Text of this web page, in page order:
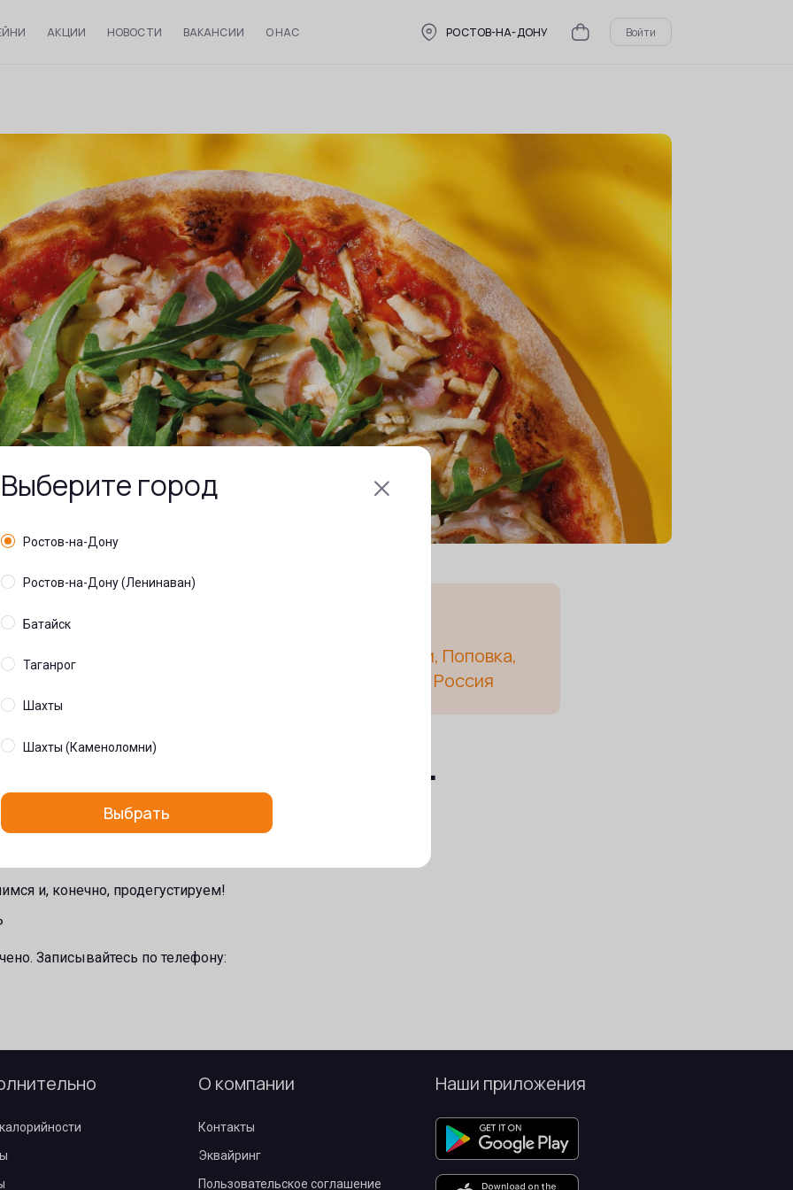
АКЦИИ НОВОСТИ ВАКАНСИИ О НАС РОСТОВ-НА-ДОНУ Войти
универмаг, 118, проспект Победа Революции, Поповка,
область, Южный федеральный округ, 346507, Россия
Готовим Пиццу.
мастер-класс для детей в Питькофе «Спорт»!
будут раскрыты уже в это воскресенье!
и, конечно, продегустируем!
Записывайтесь по телефону:
О компании
Контакты
Эквайринг
Пользовательское соглашение
Наши приложения
Выберите город
Ростов-на-Дону
Ростов-на-Дону (Ленинаван)
Батайск
Таганрог
Шахты
Шахты (Каменоломни)
Выбрать